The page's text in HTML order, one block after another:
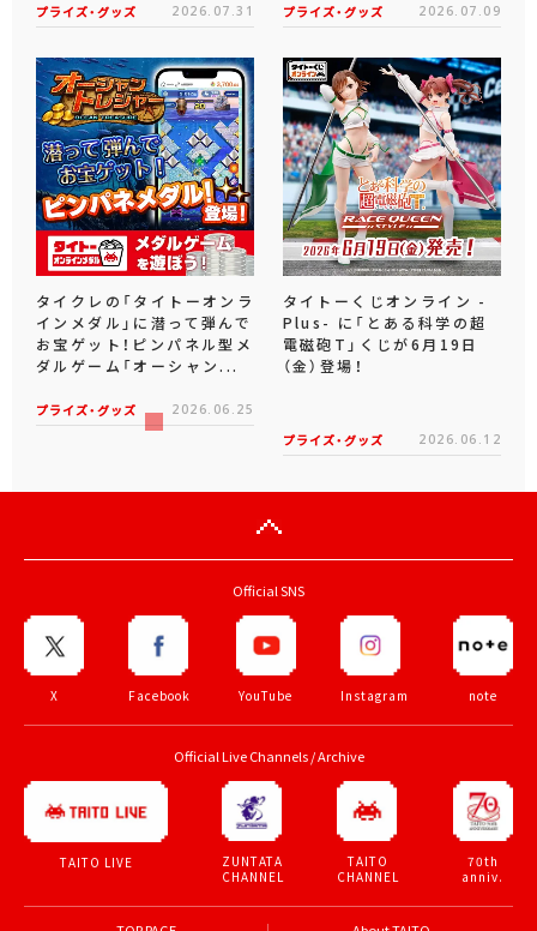
プライズ・グッズ 2026.07.31 プライズ・グッズ 2026.07.09
タイクレの「タイトーオンラ
インメダル」に潜って弾んで
お宝ゲット！ピンパネル型メ
ダルゲーム「オーシャン...
プライズ・グッズ 2026.06.25
タイトーくじオンライン -
Plus- に「とある科学の超
電磁砲T」くじが6月19日
（金）登場！
プライズ・グッズ 2026.06.12
Official SNS
X Facebook YouTube Instagram note
Official Live Channels / Archive
TAITO LIVE
ZUNTATA
CHANNEL
TAITO
CHANNEL
70th
anniv.